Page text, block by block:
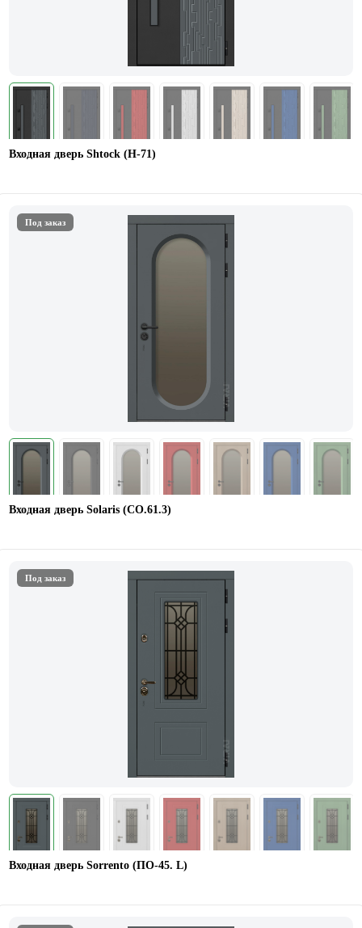
Входная дверь Shtock (Н-71)
Под заказ
Входная дверь Solaris (СО.61.3)
Под заказ
Входная дверь Sorrento (ПО-45. L)